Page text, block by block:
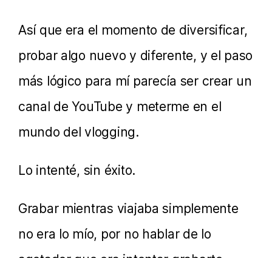
Así que era el momento de diversificar,
probar algo nuevo y diferente, y el paso
más lógico para mí parecía ser crear un
canal de YouTube y meterme en el
mundo del vlogging.
Lo intenté, sin éxito.
Grabar mientras viajaba simplemente
no era lo mío, por no hablar de lo